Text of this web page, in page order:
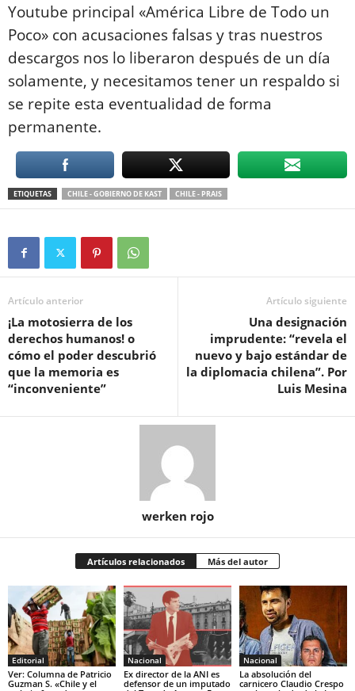
Youtube principal «América Libre de Todo un
Poco» con acusaciones falsas y tras nuestros
descargos nos lo liberaron después de un día
solamente, y necesitamos tener un respaldo si
se repite esta eventualidad de forma
permanente.
ETIQUETAS CHILE - GOBIERNO DE KAST CHILE - PRAIS
Artículo anterior
¡La motosierra de los
derechos humanos! o
cómo el poder descubrió
que la memoria es
“inconveniente”
Artículo siguiente
Una designación
imprudente: “revela el
nuevo y bajo estándar de
la diplomacia chilena”. Por
Luis Mesina
werken rojo
Artículos relacionados Más del autor
Editorial
Ver: Columna de Patricio
Guzman S. «Chile y el
Nacional
Ex director de la ANI es
defensor de un imputado
Nacional
La absolución del
carnicero Claudio Crespo